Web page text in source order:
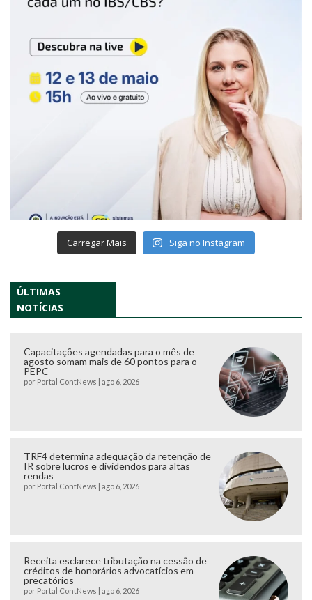
Carregar Mais Siga no Instagram
ÚLTIMAS
NOTÍCIAS
Capacitações agendadas para o mês de
agosto somam mais de 60 pontos para o
PEPC
por Portal ContNews | ago 6, 2026
TRF4 determina adequação da retenção de
IR sobre lucros e dividendos para altas
rendas
por Portal ContNews | ago 6, 2026
Receita esclarece tributação na cessão de
créditos de honorários advocatícios em
precatórios
por Portal ContNews | ago 6, 2026